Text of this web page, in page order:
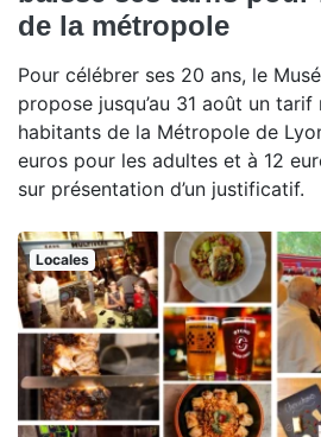
de la métropole
Pour célébrer ses 20 ans, le
propose jusqu’au 31 août un
habitants de la Métropole de
euros pour les adultes et à 12
sur présentation d’un justificatif.
Locales